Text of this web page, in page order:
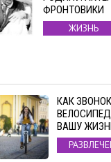
ФРОНТОВИКИ
ЖИЗНЬ
КАК
ВАШУ